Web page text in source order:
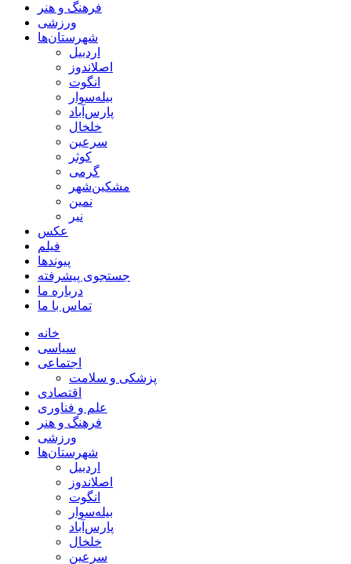
فرهنگ و هنر
ورزشی
شهرستان‌ها
اردبیل
اصلاندوز
انگوت
بیله‌سوار
پارس‌آباد
خلخال
سرعین
کوثر
گرمی
مشکین‌شهر
نمین
نیر
عکس
فیلم
پیوندها
جستجوی پیشرفته
درباره ما
تماس با ما
خانه
سیاسی
اجتماعی
پزشکی و سلامت
اقتصادی
علم و فناوری
فرهنگ و هنر
ورزشی
شهرستان‌ها
اردبیل
اصلاندوز
انگوت
بیله‌سوار
پارس‌آباد
خلخال
سرعین